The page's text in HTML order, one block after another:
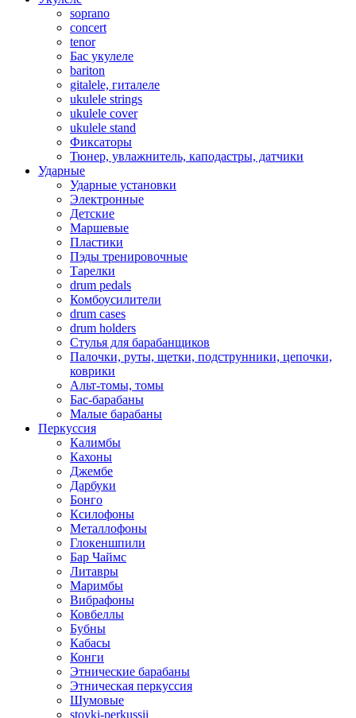
soprano
concert
tenor
Бас укулеле
bariton
gitalele, гиталеле
ukulele strings
ukulele cover
ukulele stand
Фиксаторы
Тюнер, увлажнитель, каподастры, датчики
Ударные
Ударные установки
Электронные
Детские
Маршевые
Пластики
Пэды тренировочные
Тарелки
drum pedals
Комбоусилители
drum cases
drum holders
Стулья для барабанщиков
Палочки, руты, щетки, подструнники, цепочки,
коврики
Альт-томы, томы
Бас-барабаны
Малые барабаны
Перкуссия
Калимбы
Кахоны
Джембе
Дарбуки
Бонго
Ксилофоны
Металлофоны
Глокеншпили
Бар Чаймс
Литавры
Маримбы
Вибрафоны
Ковбеллы
Бубны
Кабасы
Конги
Этнические барабаны
Этническая перкуссия
Шумовые
stoyki-perkussii